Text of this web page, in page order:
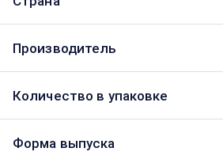
Производитель
Количество в упаковке
Форма выпуска